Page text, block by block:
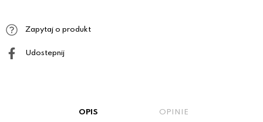
Zapytaj o produkt
Udostepnij
OPIS OPINIE